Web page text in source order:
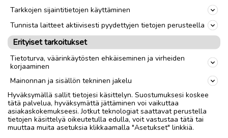
Tarkkojen sijaintitietojen käyttäminen
Tunnista laitteet aktiivisesti pyydettyjen tietojen perusteella
Erityiset tarkoitukset
Tietoturva, väärinkäytösten ehkäiseminen ja virheiden
korjaaminen
Mainonnan ja sisällön tekninen jakelu
Hyväksymällä sallit tietojesi käsittelyn. Suostumuksesi koskee
tätä palvelua, hyväksymättä jättäminen voi vaikuttaa
asiakaskokemukseesi. Jotkut teknologiat saattavat perustella
tietojen käsittelyä oikeutetulla edulla, voit vastustaa tätä tai
muuttaa muita asetuksia klikkaamalla "Asetukset" linkkiä.